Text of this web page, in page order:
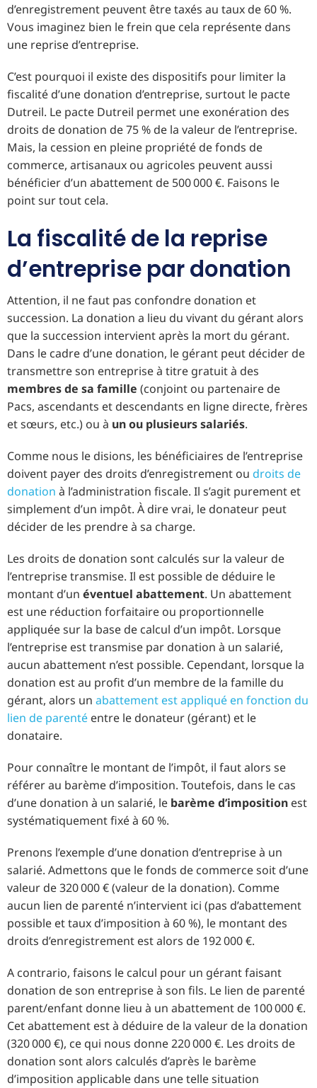
d’enregistrement peuvent être taxés au taux de 60 %.
Vous imaginez bien le frein que cela représente dans
une reprise d’entreprise.
C’est pourquoi il existe des dispositifs pour limiter la
fiscalité d’une donation d’entreprise, surtout le pacte
Dutreil. Le pacte Dutreil permet une exonération des
droits de donation de 75 % de la valeur de l’entreprise.
Mais, la cession en pleine propriété de fonds de
commerce, artisanaux ou agricoles peuvent aussi
bénéficier d’un abattement de 500 000 €. Faisons le
point sur tout cela.
La fiscalité de la reprise
d’entreprise par donation
Attention, il ne faut pas confondre donation et
succession. La donation a lieu du vivant du gérant alors
que la succession intervient après la mort du gérant.
Dans le cadre d’une donation, le gérant peut décider de
transmettre son entreprise à titre gratuit à des
membres de sa famille (conjoint ou partenaire de
Pacs, ascendants et descendants en ligne directe, frères
et sœurs, etc.) ou à un ou plusieurs salariés.
Comme nous le disions, les bénéficiaires de l’entreprise
doivent payer des droits d’enregistrement ou droits de
donation à l’administration fiscale. Il s’agit purement et
simplement d’un impôt. À dire vrai, le donateur peut
décider de les prendre à sa charge.
Les droits de donation sont calculés sur la valeur de
l’entreprise transmise. Il est possible de déduire le
montant d’un éventuel abattement. Un abattement
est une réduction forfaitaire ou proportionnelle
appliquée sur la base de calcul d’un impôt. Lorsque
l’entreprise est transmise par donation à un salarié,
aucun abattement n’est possible. Cependant, lorsque la
donation est au profit d’un membre de la famille du
gérant, alors un abattement est appliqué en fonction du
lien de parenté entre le donateur (gérant) et le
donataire.
Pour connaître le montant de l’impôt, il faut alors se
référer au barème d’imposition. Toutefois, dans le cas
d’une donation à un salarié, le barème d’imposition est
systématiquement fixé à 60 %.
Prenons l’exemple d’une donation d’entreprise à un
salarié. Admettons que le fonds de commerce soit d’une
valeur de 320 000 € (valeur de la donation). Comme
aucun lien de parenté n’intervient ici (pas d’abattement
possible et taux d’imposition à 60 %), le montant des
droits d’enregistrement est alors de 192 000 €.
A contrario, faisons le calcul pour un gérant faisant
donation de son entreprise à son fils. Le lien de parenté
parent/enfant donne lieu à un abattement de 100 000 €.
Cet abattement est à déduire de la valeur de la donation
(320 000 €), ce qui nous donne 220 000 €. Les droits de
donation sont alors calculés d’après le barème
d’imposition applicable dans une telle situation